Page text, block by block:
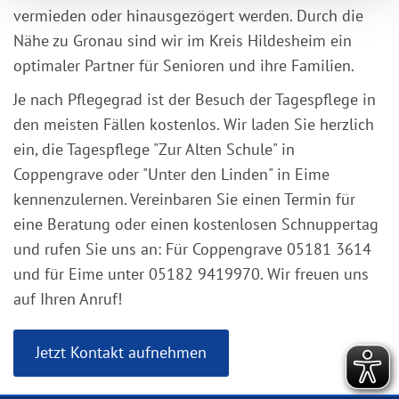
vermieden oder hinausgezögert werden. Durch die
Nähe zu Gronau sind wir im Kreis Hildesheim ein
optimaler Partner für Senioren und ihre Familien.
Je nach Pflegegrad ist der Besuch der Tagespflege in
den meisten Fällen kostenlos. Wir laden Sie herzlich
ein, die Tagespflege "Zur Alten Schule" in
Coppengrave oder "Unter den Linden" in Eime
kennenzulernen. Vereinbaren Sie einen Termin für
eine Beratung oder einen kostenlosen Schnuppertag
und rufen Sie uns an: Für Coppengrave 05181 3614
und für Eime unter 05182 9419970. Wir freuen uns
auf Ihren Anruf!
Jetzt Kontakt aufnehmen